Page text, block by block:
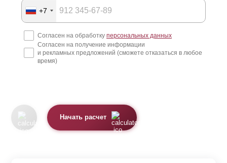
+7
Согласен на обработку персональных данных
Согласен на получение информации
и рекламных предложений (сможете отказаться в любое
время)
Начать расчет